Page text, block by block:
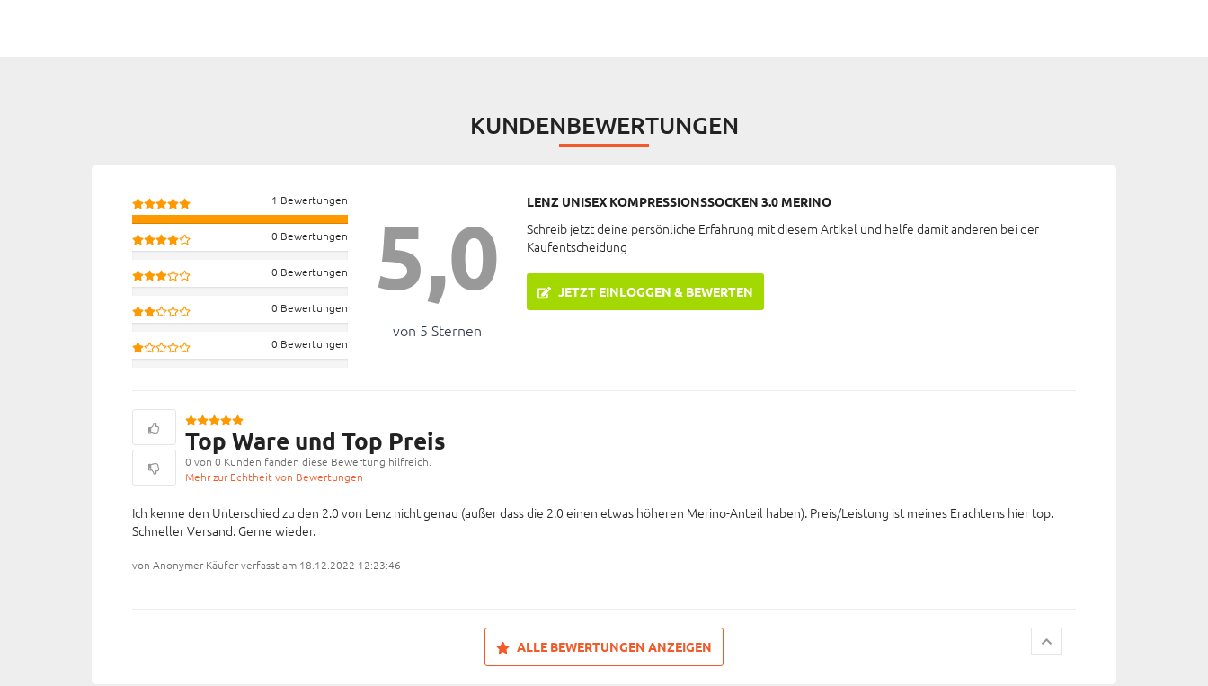
KUNDENBEWERTUNGEN
1 Bewertungen
0 Bewertungen
0 Bewertungen
0 Bewertungen
0 Bewertungen
5,0
von 5 Sternen
LENZ UNISEX KOMPRESSIONSSOCKEN 3.0 MERINO
Schreib jetzt deine persönliche Erfahrung mit diesem Artikel und helfe damit anderen bei der
Kaufentscheidung
JETZT EINLOGGEN & BEWERTEN
Top Ware und Top Preis
0 von 0 Kunden fanden diese Bewertung hilfreich.
Mehr zur Echtheit von Bewertungen
Ich kenne den Unterschied zu den 2.0 von Lenz nicht genau (außer dass die 2.0 einen etwas höheren Merino-Anteil haben). Preis/Leistung ist meines Erachtens hier top.
Schneller Versand. Gerne wieder.
von Anonymer Käufer verfasst am 18.12.2022 12:23:46
ALLE BEWERTUNGEN ANZEIGEN